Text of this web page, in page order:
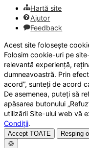
Hartă site
Ajutor
Feedback
Acest site folosește
Folosim cookie-uri pe
relevantă experiență,
dumneavoastră. Prin
acord”, sunteți de acord
De asemenea, puteți să
apăsarea butonului
utilizării Site-ului web vă
Condiții.
Accept TOATE Resping
🍪